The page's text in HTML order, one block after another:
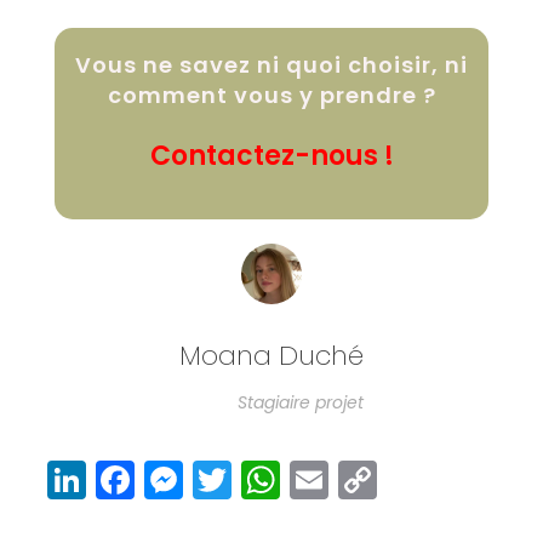
Vous ne savez ni quoi choisir, ni
comment vous y prendre ?
Contactez-nous !
Moana Duché
Stagiaire projet
Li F
M T
W E